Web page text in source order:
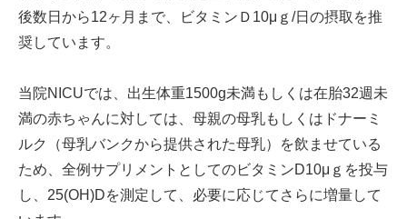
後数日から12ヶ月まで、ビタミンＤ10μｇ/日の摂取を推
奨しています。
当院NICUでは、出生体重1500g未満もしくは在胎32週未
満の赤ちゃんに対しては、母親の母乳もしくはドナーミ
ルク（母乳バンクから提供された母乳）を飲ませている
ため、全例サプリメントとしてのビタミンD10μｇを投与
し、25(OH)Dを測定して、必要に応じてさらに増量して